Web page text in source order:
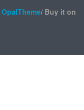
OpalTheme/ Buy it on